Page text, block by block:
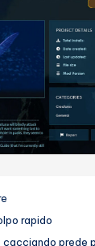
rapido
cacciando prede